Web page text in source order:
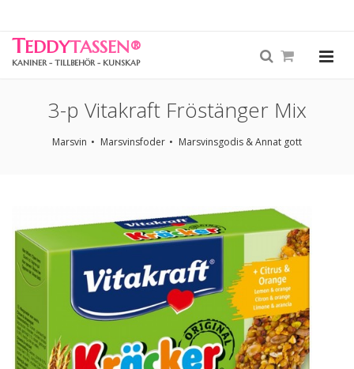
TEDDYTASSEN®
KANINER - TILLBEHÖR - KUNSKAP
3-p Vitakraft Fröstänger Mix
Marsvin Marsvinsfoder Marsvinsgodis & Annat gott